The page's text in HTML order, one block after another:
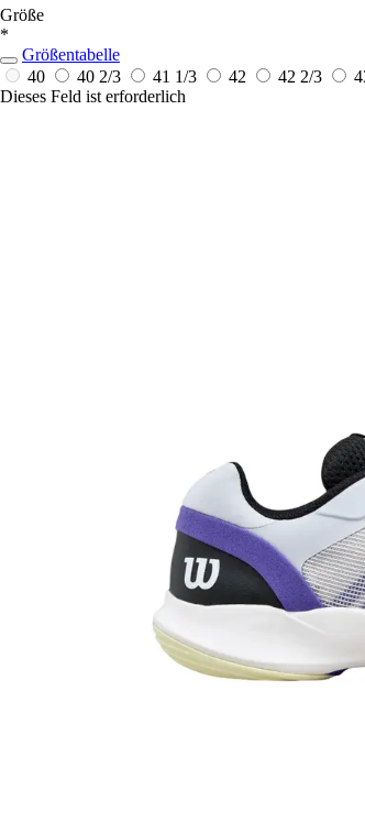
Größe
*
Größentabelle
40
40 2/3 41 1/3 42 42 2/3
Dieses Feld ist erforderlich